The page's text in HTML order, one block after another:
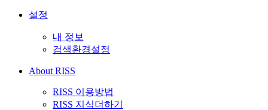
설정
내 정보
검색환경설정
About RISS
RISS 이용방법
RISS 지식더하기